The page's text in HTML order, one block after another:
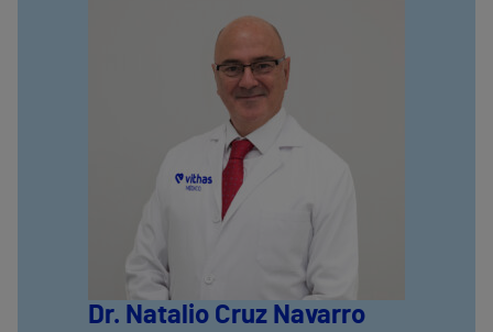
Dr. Natalio Cruz Navarro